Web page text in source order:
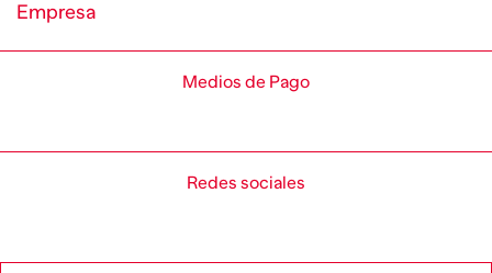
Empresa
Medios de Pago
Redes sociales